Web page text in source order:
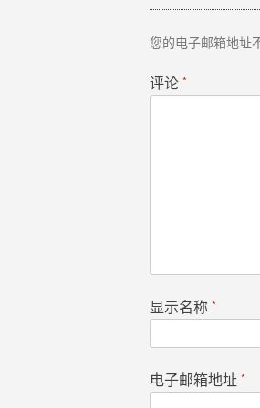
导
您的电子邮箱地址
评论 *
显示名称 *
电子邮箱地址 *